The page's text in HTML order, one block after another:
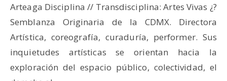
Arteaga Disciplina // Transdisciplina: Artes Vivas ¿?
Semblanza Originaria de la CDMX. Directora
Artística, coreografía, curaduría, performer. Sus
inquietudes artísticas se orientan hacia la
exploración del espacio público, colectividad, el